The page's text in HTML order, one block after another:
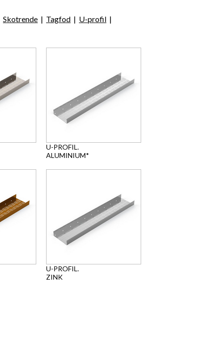
Skotrende | Tagfod | U-profil |
U-PROFIL.
ALUMINIUM*
U-PROFIL.
ZINK